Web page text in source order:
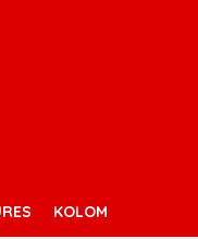
KOLOM